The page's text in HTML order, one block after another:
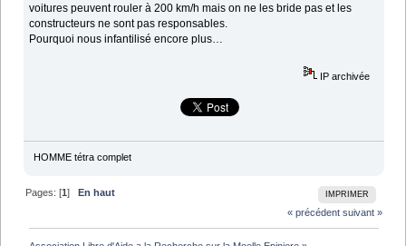
voitures peuvent rouler à 200 km/h mais on ne les bride pas et les
constructeurs ne sont pas responsables.
Pourquoi nous infantilisé encore plus…
IP archivée
HOMME tétra complet
IMPRIMER
Pages: [1]
En haut
« précédent suivant »